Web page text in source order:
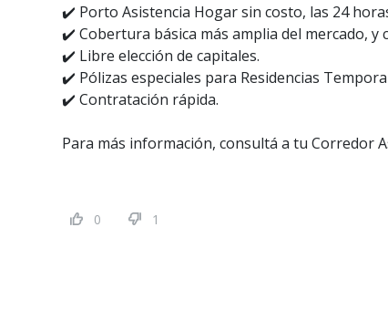
✔️ Porto Asistencia Hogar sin costo, las 24
✔️ Cobertura básica más amplia del mercado, y
✔️ Libre elección de capitales.
✔️ Pólizas especiales para Residencias
✔️ Contratación rápida.
Para más información, consultá a tu Corredor
0 1